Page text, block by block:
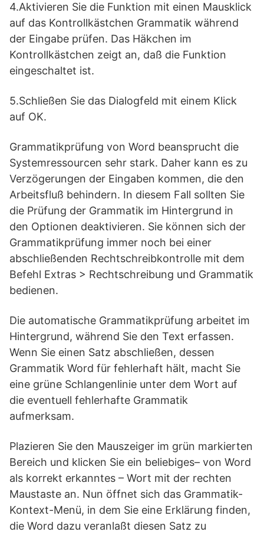
4.Aktivieren Sie die Funktion mit einen Mausklick
auf das Kontrollkästchen Grammatik während
der Eingabe prüfen. Das Häkchen im
Kontrollkästchen zeigt an, daß die Funktion
eingeschaltet ist.
5.Schließen Sie das Dialogfeld mit einem Klick
auf OK.
Grammatikprüfung von Word beansprucht die
Systemressourcen sehr stark. Daher kann es zu
Verzögerungen der Eingaben kommen, die den
Arbeitsfluß behindern. In diesem Fall sollten Sie
die Prüfung der Grammatik im Hintergrund in
den Optionen deaktivieren. Sie können sich der
Grammatikprüfung immer noch bei einer
abschließenden Rechtschreibkontrolle mit dem
Befehl Extras > Rechtschreibung und Grammatik
bedienen.
Die automatische Grammatikprüfung arbeitet im
Hintergrund, während Sie den Text erfassen.
Wenn Sie einen Satz abschließen, dessen
Grammatik Word für fehlerhaft hält, macht Sie
eine grüne Schlangenlinie unter dem Wort auf
die eventuell fehlerhafte Grammatik
aufmerksam.
Plazieren Sie den Mauszeiger im grün markierten
Bereich und klicken Sie ein beliebiges– von Word
als korrekt erkanntes – Wort mit der rechten
Maustaste an. Nun öffnet sich das Grammatik-
Kontext-Menü, in dem Sie eine Erklärung finden,
die Word dazu veranlaßt diesen Satz zu